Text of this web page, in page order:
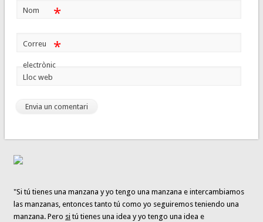
Nom *
Correu
electrònic
*
Lloc web
"Si tú tienes una manzana y yo tengo una manzana e intercambiamos
las manzanas, entonces tanto tú como yo seguiremos teniendo una
manzana. Pero si tú tienes una idea y yo tengo una idea e